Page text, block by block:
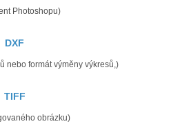
Photoshopu)
DXF
nebo formát výměny výkresů,)
TIFF
obrázku)